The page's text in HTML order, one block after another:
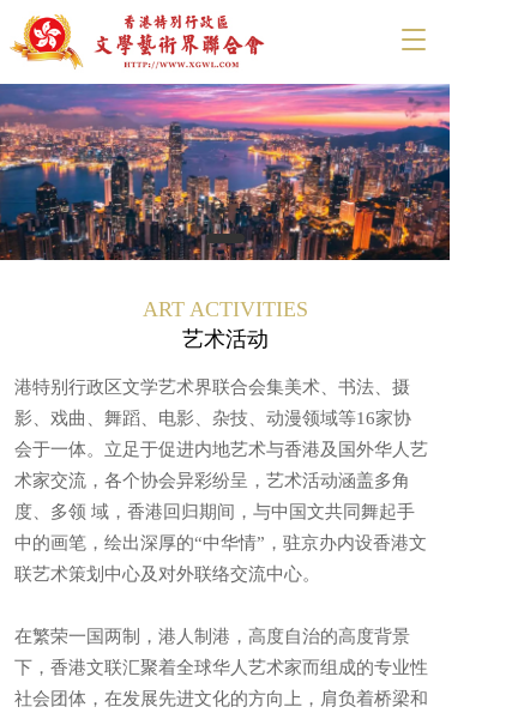
T
g
g
l
e
n
a
v
i
ART ACTIVITIES
艺术活动
港特别行政区文学艺术界联合会集美术、书法、摄
影、戏曲、舞蹈、电影、杂技、动漫领域等16家协
会于一体。立足于促进内地艺术与香港及国外华人艺
术家交流，各个协会异彩纷呈，艺术活动涵盖多角
度、多领 域，香港回归期间，与中国文共同舞起手
中的画笔，绘出深厚的“中华情”，驻京办内设香港文
联艺术策划中心及对外联络交流中心。
在繁荣一国两制，港人制港，高度自治的高度背景
下，香港文联汇聚着全球华人艺术家而组成的专业性
社会团体，在发展先进文化的方向上，肩负着桥梁和